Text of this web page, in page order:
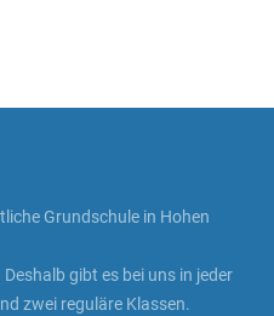
Grundschule in Hohen
gibt es bei uns in jeder
zwei reguläre Klassen.